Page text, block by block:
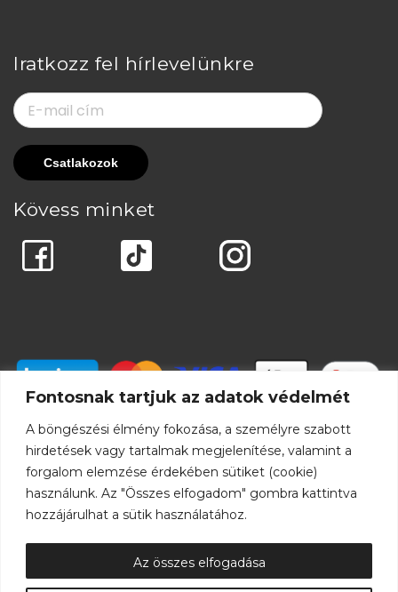
Fontosnak tartjuk az adatok védelmét
A böngészési élmény fokozása, a személyre szabott
hirdetések vagy tartalmak megjelenítése, valamint a
forgalom elemzése érdekében sütiket (cookie)
használunk. Az "Összes elfogadom" gombra kattintva
hozzájárulhat a sütik használatához.
Az összes elfogadása
Iratkozz fel hírlevelünkre
Kövess minket